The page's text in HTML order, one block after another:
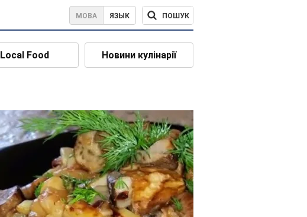
МОВА ЯЗЫК ПОШУК
Local Food Новини кулінарії